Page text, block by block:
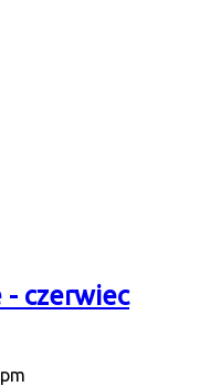
- czerwiec